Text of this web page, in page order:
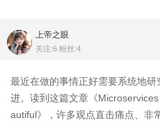
上帝之眼
关注:6 粉丝:4
最近在做的事情正好需要系统地
进。读到这篇文章《
autiful》，许多观点直击痛点、非